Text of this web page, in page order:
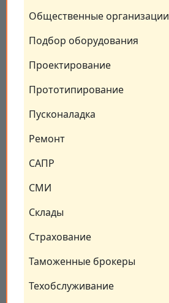
Общественные организации
Подбор оборудования
Проектирование
Прототипирование
Пусконаладка
Ремонт
САПР
СМИ
Склады
Страхование
Таможенные брокеры
Техобслуживание